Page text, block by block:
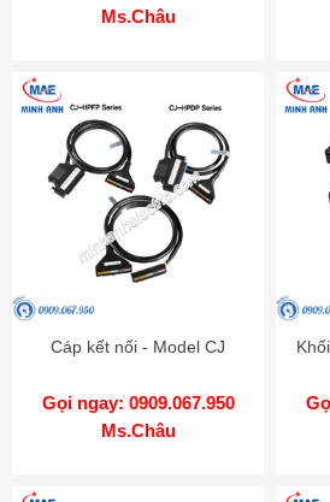
Ms.Châu
Cáp kết nối - Model CJ
Gọi ngay: 0909.067.950
Ms.Châu